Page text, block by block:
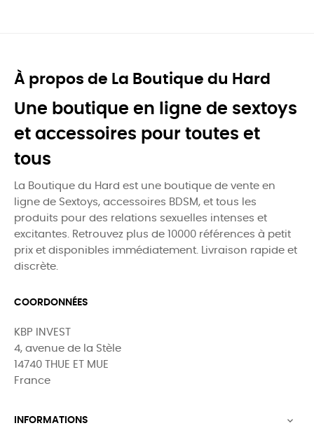
À propos de La Boutique du Hard
Une boutique en ligne de sextoys
et accessoires pour toutes et
tous
La Boutique du Hard est une boutique de vente en
ligne de Sextoys, accessoires BDSM, et tous les
produits pour des relations sexuelles intenses et
excitantes. Retrouvez plus de 10000 références à petit
prix et disponibles immédiatement. Livraison rapide et
discrète.
COORDONNÉES
KBP INVEST
4, avenue de la Stèle
14740 THUE ET MUE
France
INFORMATIONS 